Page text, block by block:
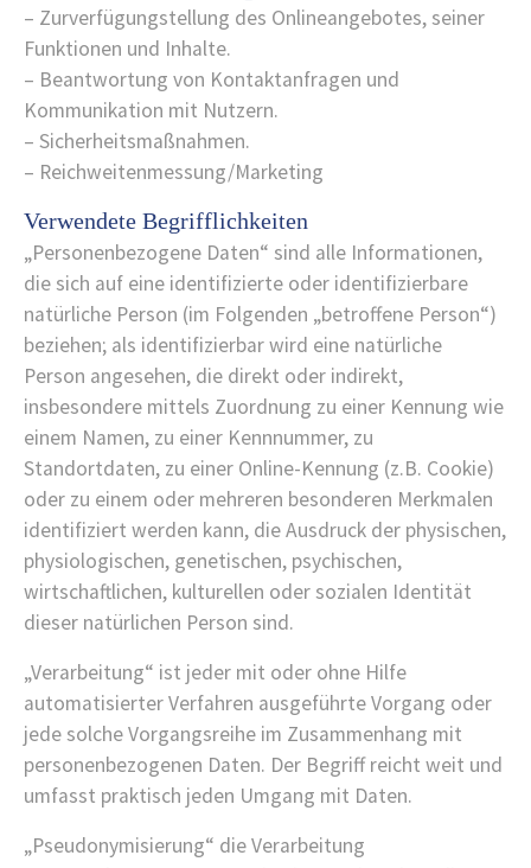
– Zurverfügungstellung des Onlineangebotes, seiner
Funktionen und Inhalte.
– Beantwortung von Kontaktanfragen und
Kommunikation mit Nutzern.
– Sicherheitsmaßnahmen.
– Reichweitenmessung/Marketing
Verwendete Begrifflichkeiten
„Personenbezogene Daten“ sind alle Informationen,
die sich auf eine identifizierte oder identifizierbare
natürliche Person (im Folgenden „betroffene Person“)
beziehen; als identifizierbar wird eine natürliche
Person angesehen, die direkt oder indirekt,
insbesondere mittels Zuordnung zu einer Kennung wie
einem Namen, zu einer Kennnummer, zu
Standortdaten, zu einer Online-Kennung (z.B. Cookie)
oder zu einem oder mehreren besonderen Merkmalen
identifiziert werden kann, die Ausdruck der physischen,
physiologischen, genetischen, psychischen,
wirtschaftlichen, kulturellen oder sozialen Identität
dieser natürlichen Person sind.
„Verarbeitung“ ist jeder mit oder ohne Hilfe
automatisierter Verfahren ausgeführte Vorgang oder
jede solche Vorgangsreihe im Zusammenhang mit
personenbezogenen Daten. Der Begriff reicht weit und
umfasst praktisch jeden Umgang mit Daten.
„Pseudonymisierung“ die Verarbeitung